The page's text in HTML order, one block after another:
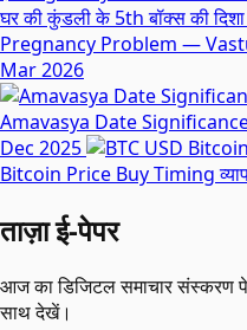
घर की कुंडली के 5th बॉक्स की
Pregnancy Problem —
Mar 2026
Amavasya Date
Dec 2025
Bitcoin Price Buy Timing
ताज़ा ई-पेपर
आज का डिजिटल समाचार संस्करण
साथ देखें।